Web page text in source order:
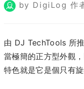
by DigiLog 作
由 DJ TechTools 所
當極簡的正方型外觀
特色就是它是個只有旋